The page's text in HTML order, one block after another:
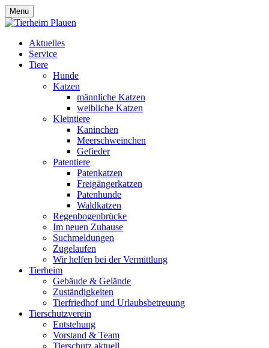
Menu
Aktuelles
Service
Tiere
Hunde
Katzen
männliche Katzen
weibliche Katzen
Kleintiere
Kaninchen
Meerschweinchen
Gefieder
Patentiere
Patenkatzen
Freigängerkatzen
Patenhunde
Waldkatzen
Regenbogenbrücke
Im neuen Zuhause
Suchmeldungen
Zugelaufen
Wir helfen bei der Vermittlung
Tierheim
Gebäude & Gelände
Zuständigkeiten
Tierfriedhof und Urlaubsbetreuung
Tierschutzverein
Entstehung
Vorstand & Team
Tierschutz aktuell